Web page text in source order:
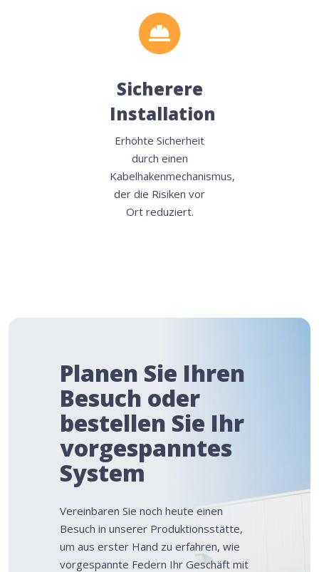
Sicherere
Installation
Erhöhte Sicherheit
durch einen
Kabelhakenmechanismus,
der die Risiken vor
Ort reduziert.
Planen Sie Ihren
Besuch oder
bestellen Sie Ihr
vorgespanntes
System
Vereinbaren Sie noch heute einen
Besuch in unserer Produktionsstätte,
um aus erster Hand zu erfahren, wie
vorgespannte Federn Ihr Geschäft mit